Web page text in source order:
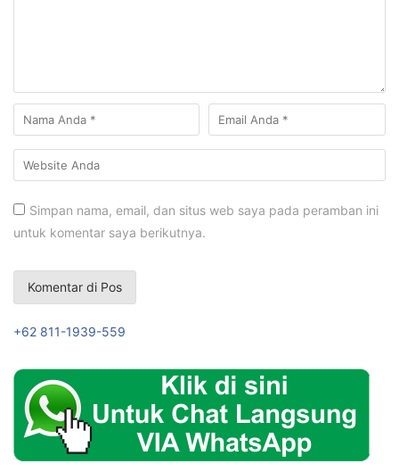
Simpan nama, email, dan situs web saya pada peramban ini
untuk komentar saya berikutnya.
+62 811-1939-559